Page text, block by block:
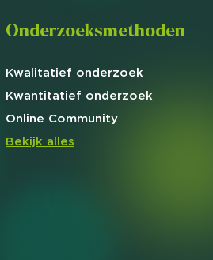
Onderzoeksmethoden
Kwalitatief onderzoek
Kwantitatief onderzoek
Online Community
Bekijk alles